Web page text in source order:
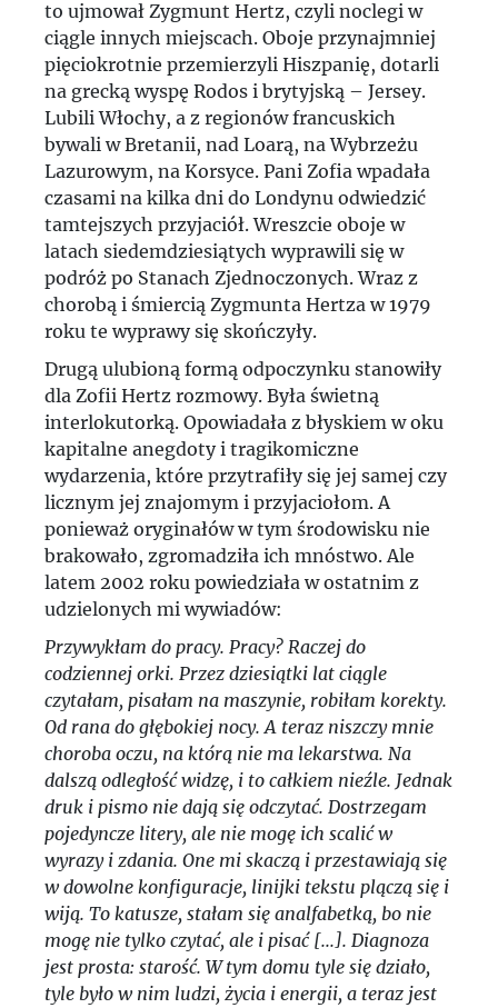
to ujmował Zygmunt Hertz, czyli noclegi w
ciągle innych miejscach. Oboje przynajmniej
pięciokrotnie przemierzyli Hiszpanię, dotarli
na grecką wyspę Rodos i brytyjską – Jersey.
Lubili Włochy, a z regionów francuskich
bywali w Bretanii, nad Loarą, na Wybrzeżu
Lazurowym, na Korsyce. Pani Zofia wpadała
czasami na kilka dni do Londynu odwiedzić
tamtejszych przyjaciół. Wreszcie oboje w
latach siedemdziesiątych wyprawili się w
podróż po Stanach Zjednoczonych. Wraz z
chorobą i śmiercią Zygmunta Hertza w 1979
roku te wyprawy się skończyły.
Drugą ulubioną formą odpoczynku stanowiły
dla Zofii Hertz rozmowy. Była świetną
interlokutorką. Opowiadała z błyskiem w oku
kapitalne anegdoty i tragikomiczne
wydarzenia, które przytrafiły się jej samej czy
licznym jej znajomym i przyjaciołom. A
ponieważ oryginałów w tym środowisku nie
brakowało, zgromadziła ich mnóstwo. Ale
latem 2002 roku powiedziała w ostatnim z
udzielonych mi wywiadów:
Przywykłam do pracy. Pracy? Raczej do
codziennej orki. Przez dziesiątki lat ciągle
czytałam, pisałam na maszynie, robiłam korekty.
Od rana do głębokiej nocy. A teraz niszczy mnie
choroba oczu, na którą nie ma lekarstwa. Na
dalszą odległość widzę, i to całkiem nieźle. Jednak
druk i pismo nie dają się odczytać. Dostrzegam
pojedyncze litery, ale nie mogę ich scalić w
wyrazy i zdania. One mi skaczą i przestawiają się
w dowolne konfiguracje, linijki tekstu plączą się i
wiją. To katusze, stałam się analfabetką, bo nie
mogę nie tylko czytać, ale i pisać [...]. Diagnoza
jest prosta: starość. W tym domu tyle się działo,
tyle było w nim ludzi, życia i energii, a teraz jest